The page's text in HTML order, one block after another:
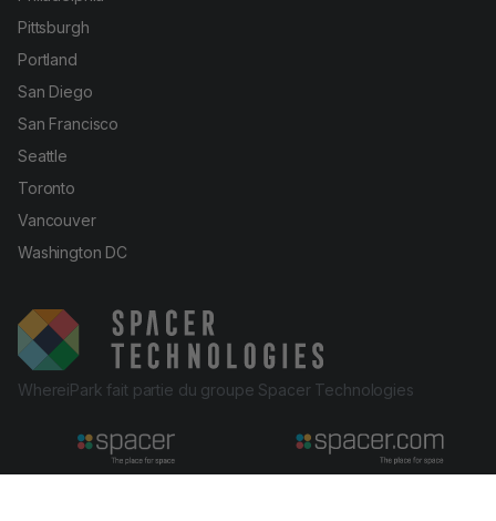
Pittsburgh
Portland
San Diego
San Francisco
Seattle
Toronto
Vancouver
Washington DC
WhereiPark fait partie du groupe Spacer Technologies